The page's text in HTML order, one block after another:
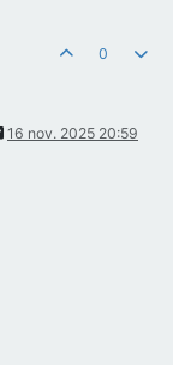
0
16 nov. 2025 20:59